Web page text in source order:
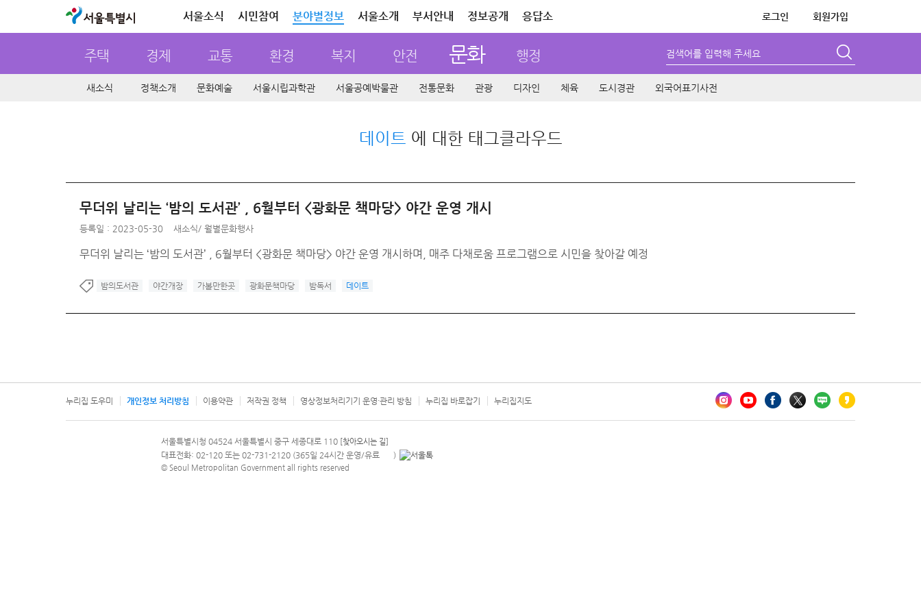
서울특별시 서울소식 시민참여 분야별정보 서울소개 부서안내 정보공개 응답소 로그인 회원가입
주택 경제 교통 환경 복지 안전 문화 행정 검색어를 입력해 주세요
새소식 정책소개 문화예술 서울시립과학관 서울공예박물관 전통문화 관광 디자인 체육 도시경관 외국어표기사전
데이트 에 대한 태그클라우드
무더위 날리는 ‘밤의 도서관’ , 6월부터 <광화문 책마당> 야간 운영 개시
등록일 : 2023-05-30 새소식/ 월별문화행사
무더위 날리는 ‘밤의 도서관’ , 6월부터 <광화문 책마당> 야간 운영 개시하며, 매주 다채로움 프로그램으로 시민을 찾아갈 예정
밤의도서관 야간개장 가볼만한곳 광화문책마당 밤독서 데이트
누리집 도우미 개인정보 처리방침 이용약관 저작권 정책 영상정보처리기기 운영·관리 방침 누리집 바로잡기 누리집지도
문의 전화번호 120, 120 다산콜재단
서울특별시청 04524 서울특별시 중구 세종대로 110 [찾아오시는 길]
대표전화: 02-120 또는 02-731-2120 (365일 24시간 운영/유료 안내팝업 열기
)
© Seoul Metropolitan Government all rights reserved